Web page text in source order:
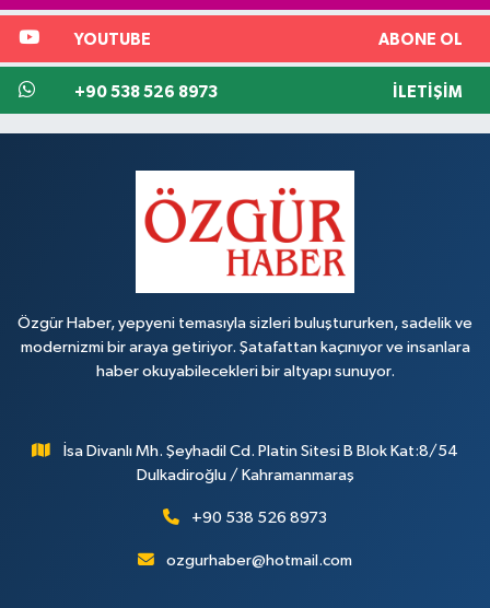
YOUTUBE ABONE OL
+90 538 526 8973 İLETIŞIM
Özgür Haber, yepyeni temasıyla sizleri buluştururken, sadelik ve
modernizmi bir araya getiriyor. Şatafattan kaçınıyor ve insanlara
haber okuyabilecekleri bir altyapı sunuyor.
İsa Divanlı Mh. Şeyhadil Cd. Platin Sitesi B Blok Kat:8/54
Dulkadiroğlu / Kahramanmaraş
+90 538 526 8973
ozgurhaber@hotmail.com